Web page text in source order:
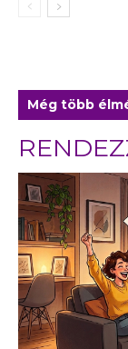
Még több